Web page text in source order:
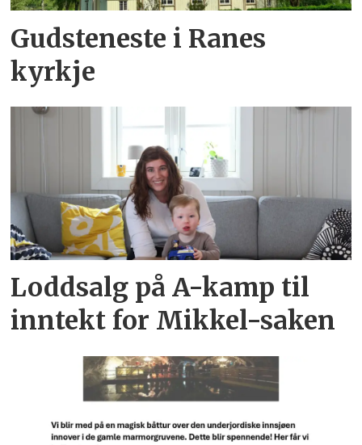
Gudsteneste i Ranes
kyrkje
Loddsalg på A-kamp til
inntekt for Mikkel-saken